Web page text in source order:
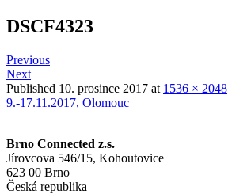
DSCF4323
Previous
Next
Published 10. prosince 2017 at 1536 × 2048
9.-17.11.2017, Olomouc
Brno Connected z.s.
Jírovcova 546/15, Kohoutovice
623 00 Brno
Česká republika